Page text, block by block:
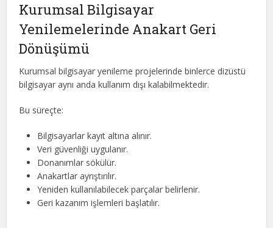
Kurumsal Bilgisayar
Yenilemelerinde Anakart Geri
Dönüşümü
Kurumsal bilgisayar yenileme projelerinde binlerce dizüstü
bilgisayar aynı anda kullanım dışı kalabilmektedir.
Bu süreçte:
Bilgisayarlar kayıt altına alınır.
Veri güvenliği uygulanır.
Donanımlar sökülür.
Anakartlar ayrıştırılır.
Yeniden kullanılabilecek parçalar belirlenir.
Geri kazanım işlemleri başlatılır.